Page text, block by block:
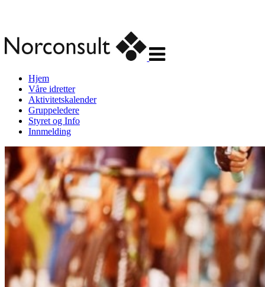
navigasjon
Hjem
Våre idretter
Aktivitetskalender
Gruppeledere
Styret og Info
Innmelding